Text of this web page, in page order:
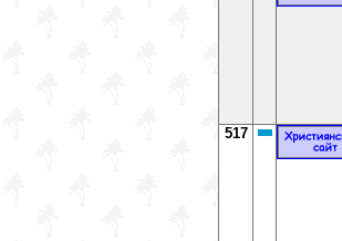
517